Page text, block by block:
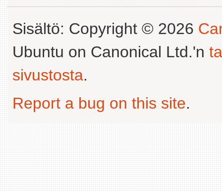
Sisältö: Copyright © 2026
Ubuntu on Canonical Ltd.'n
sivustosta.
Report a bug on this site.